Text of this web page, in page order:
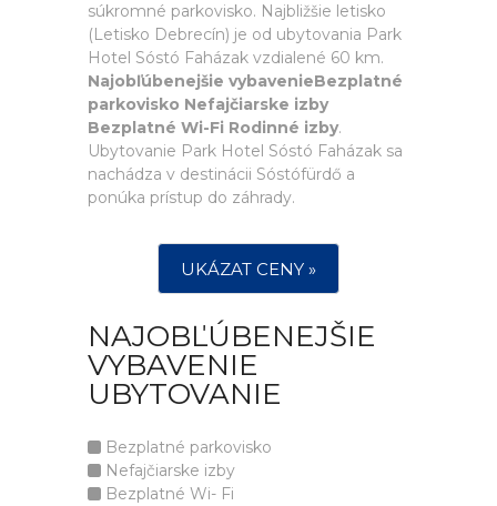
súkromné parkovisko. Najbližšie letisko
(Letisko Debrecín) je od ubytovania Park
Hotel Sóstó Faházak vzdialené 60 km.
Najobľúbenejšie vybavenieBezplatné
parkovisko Nefajčiarske izby
Bezplatné Wi-Fi Rodinné izby.
Ubytovanie Park Hotel Sóstó Faházak sa
nachádza v destinácii Sóstófürdő a
ponúka prístup do záhrady.
UKÁZAT CENY »
NAJOBĽÚBENEJŠIE
VYBAVENIE
UBYTOVANIE
Bezplatné parkovisko
Nefajčiarske izby
Bezplatné Wi- Fi